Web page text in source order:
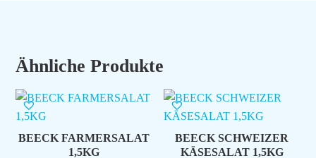
Ähnliche Produkte
BEECK FARMERSALAT
1,5KG
BEECK SCHWEIZER
KÄSESALAT 1,5KG